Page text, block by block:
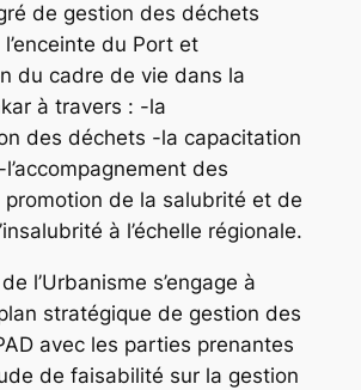
de gestion des déchets
du Port et
du cadre de vie dans la
à travers : -la
des déchets -la capacitation
des
de la salubrité et de
à l’échelle régionale.
l’Urbanisme s’engage à
stratégique de gestion des
avec les parties prenantes
de faisabilité sur la gestion